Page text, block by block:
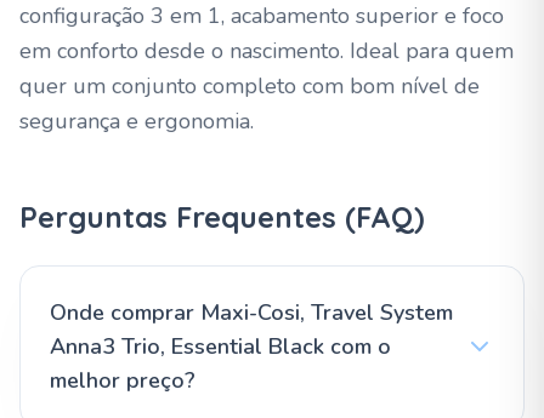
configuração 3 em 1, acabamento superior e foco
em conforto desde o nascimento. Ideal para quem
quer um conjunto completo com bom nível de
segurança e ergonomia.
Perguntas Frequentes (FAQ)
Onde comprar Maxi-Cosi, Travel System
Anna3 Trio, Essential Black com o
melhor preço?